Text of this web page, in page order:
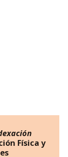
Física y